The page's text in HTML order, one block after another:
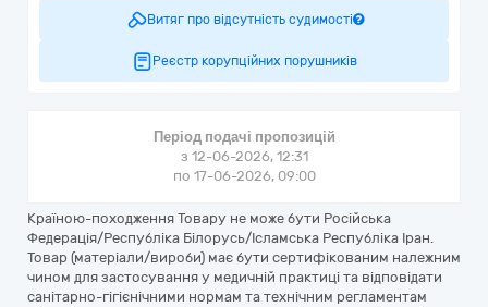
Витяг про відсутність судимості
Реєстр корупційних порушників
Період подачі пропозицій
з 12-06-2026, 12:31
по 17-06-2026, 09:00
Країною-походження Товару не може бути Російська
Федерація/Республіка Білорусь/Ісламська Республіка Іран.
Товар (матеріали/вироби) має бути сертифікованим належним
чином для застосування у медичній практиці та відповідати
санітарно-гігієнічними нормам та технічним регламентам